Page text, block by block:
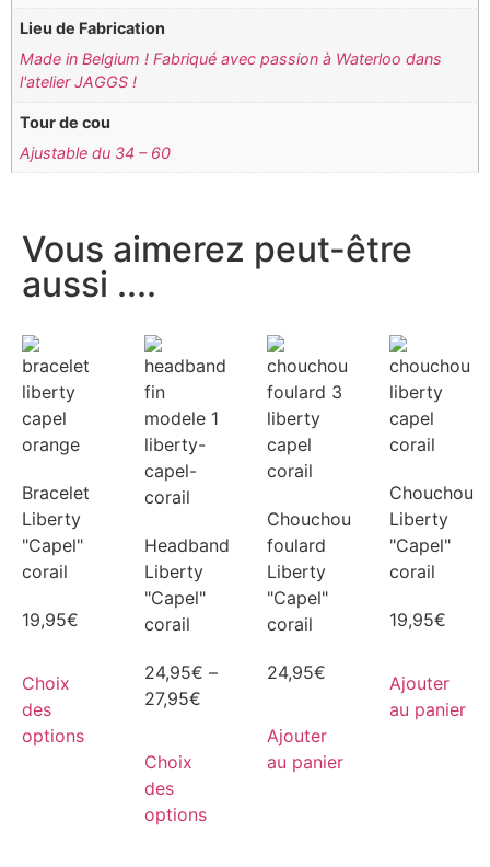
Lieu de Fabrication
Made in Belgium ! Fabriqué avec passion à Waterloo dans
l'atelier JAGGS !
Tour de cou
Ajustable du 34 – 60
Vous aimerez peut-être
aussi ....
Bracelet
Liberty
"Capel"
corail
19,95€
Choix
des
options
Headband
Liberty
"Capel"
corail
24,95€ –
27,95€
Choix
des
options
Chouchou
foulard
Liberty
"Capel"
corail
24,95€
Ajouter
au panier
Chouchou
Liberty
"Capel"
corail
19,95€
Ajouter
au panier